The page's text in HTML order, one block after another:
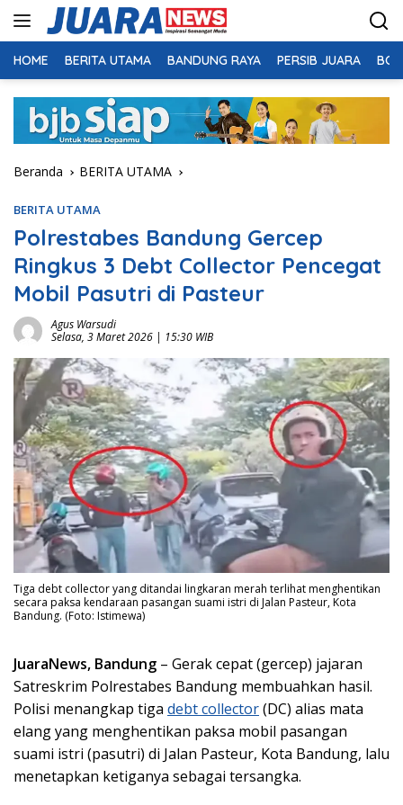
HOME BERITA UTAMA BANDUNG RAYA PERSIB JUARA
Beranda BERITA UTAMA
BERITA UTAMA
Polrestabes Bandung Gercep
Ringkus 3 Debt Collector Pencegat
Mobil Pasutri di Pasteur
Agus Warsudi
Selasa, 3 Maret 2026 | 15:30 WIB
Tiga debt collector yang ditandai lingkaran merah terlihat menghentikan
secara paksa kendaraan pasangan suami istri di Jalan Pasteur, Kota
Bandung. (Foto: Istimewa)
JuaraNews, Bandung – Gerak cepat (gercep) jajaran
Satreskrim Polrestabes Bandung membuahkan hasil.
Polisi menangkap tiga debt collector(DC) alias mata
elang yang menghentikan paksa mobil pasangan
suami istri (pasutri) di Jalan Pasteur, Kota Bandung, lalu
menetapkan ketiganya sebagai tersangka.